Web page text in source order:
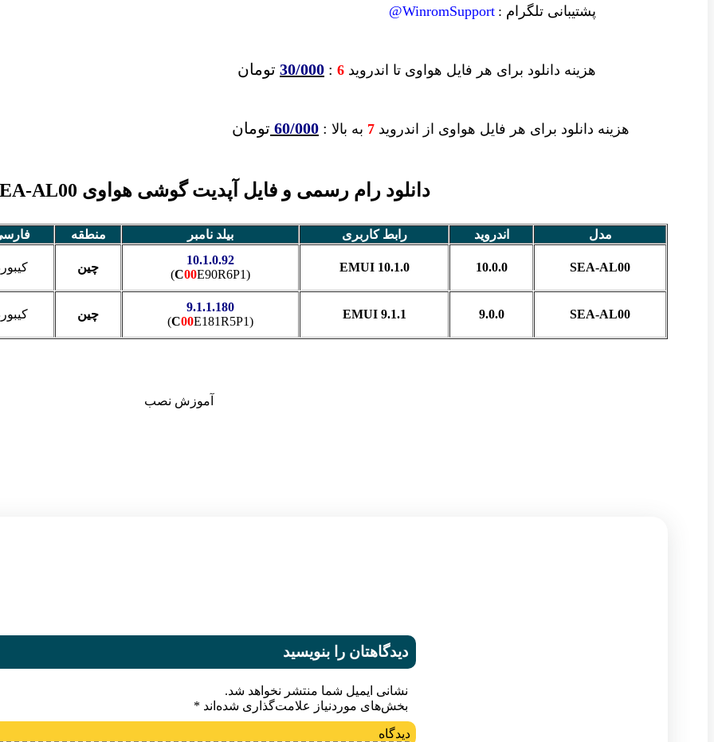
پشتیبانی تلگرام : WinromSupport@
هزینه دانلود برای هر فایل هواوی تا اندروید 6
:
30/000 تومان
هزینه دانلود برای هر فایل هواوی از اندروید 7 به بالا :
60/000 تومان
دانلود رام رسمی و فایل آپدیت گوشی هواوی Nova 5 SEA-AL00
مدل اندروید رابط کاربری بیلد نامبر منطقه
SEA-AL00
10.0.0
EMUI 10.1.0
10.1.0.92
(
C00E90R6P1)
چین
SEA-AL00
9.0.0
EMUI 9.1.1
9.1.1.180
(
C00E181R5P1)
چین
آموزش نصب
دیدگاهتان را بنویسید
نشانی ایمیل شما منتشر نخواهد شد.
بخش‌های موردنیاز علامت‌گذاری شده‌اند *